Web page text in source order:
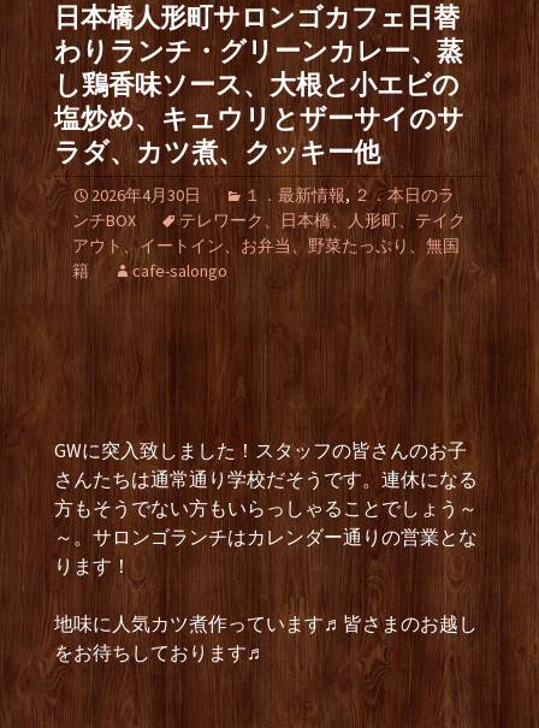
日本橋人形町サロンゴカフェ日替
わりランチ・グリーンカレー、蒸
し鶏香味ソース、大根と小エビの
塩炒め、キュウリとザーサイのサ
ラダ、カツ煮、クッキー他
2026年4月30日 １．最新情報, ２．本日のラ
ンチBOX
テレワーク、日本橋、人形町、テイク
アウト、イートイン、お弁当、野菜たっぷり、無国
籍
cafe-salongo
GWに突入致しました！スタッフの皆さんのお子
さんたちは通常通り学校だそうです。連休になる
方もそうでない方もいらっしゃることでしょう～
～。サロンゴランチはカレンダー通りの営業とな
ります！
地味に人気カツ煮作っています♬皆さまのお越し
をお待ちしております♬